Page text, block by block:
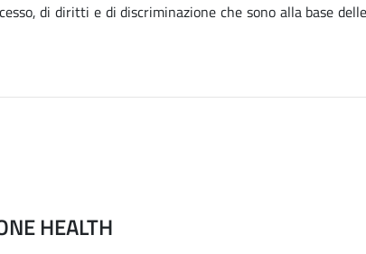
di diritti e di discriminazione che sono alla base
HEALTH